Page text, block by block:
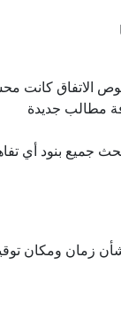
الاتفاق كانت
مطالب جديدة
جميع بنود أي
زمان ومكان